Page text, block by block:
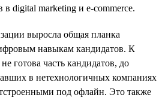
в digital marketing и e-commerce.
выросла общая планка
навыкам кандидатов. К
готова часть кандидатов, до
в нетехнологичных компаниях
под офлайн. Это также